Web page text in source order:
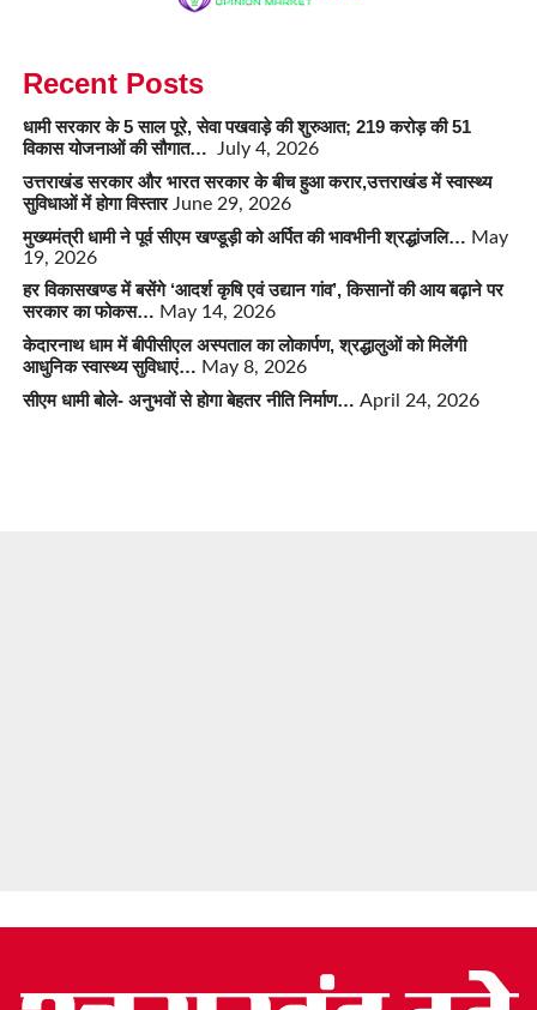
Recent Posts
धामी सरकार के 5 साल पूरे, सेवा पखवाड़े की शुरुआत; 219 करोड़ की 51
विकास योजनाओं की सौगात…
July 4, 2026
उत्तराखंड सरकार और भारत सरकार के बीच हुआ करार,उत्तराखंड में स्वास्थ्य
सुविधाओं में होगा विस्तार June 29, 2026
मुख्यमंत्री धामी ने पूर्व सीएम खण्डूड़ी को अर्पित की भावभीनी श्रद्धांजलि… May
19, 2026
हर विकासखण्ड में बसेंगे ‘आदर्श कृषि एवं उद्यान गांव’, किसानों की आय बढ़ाने पर
सरकार का फोकस… May 14, 2026
केदारनाथ धाम में बीपीसीएल अस्पताल का लोकार्पण, श्रद्धालुओं को मिलेंगी
आधुनिक स्वास्थ्य सुविधाएं… May 8, 2026
सीएम धामी बोले- अनुभवों से होगा बेहतर नीति निर्माण… April 24, 2026